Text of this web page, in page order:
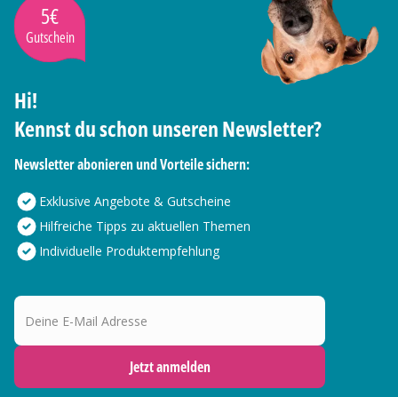
5€
Gutschein
Hi!
Kennst du schon unseren Newsletter?
Newsletter abonieren und Vorteile sichern:
Exklusive Angebote & Gutscheine
Hilfreiche Tipps zu aktuellen Themen
Individuelle Produktempfehlung
Deine E-Mail Adresse
Jetzt anmelden